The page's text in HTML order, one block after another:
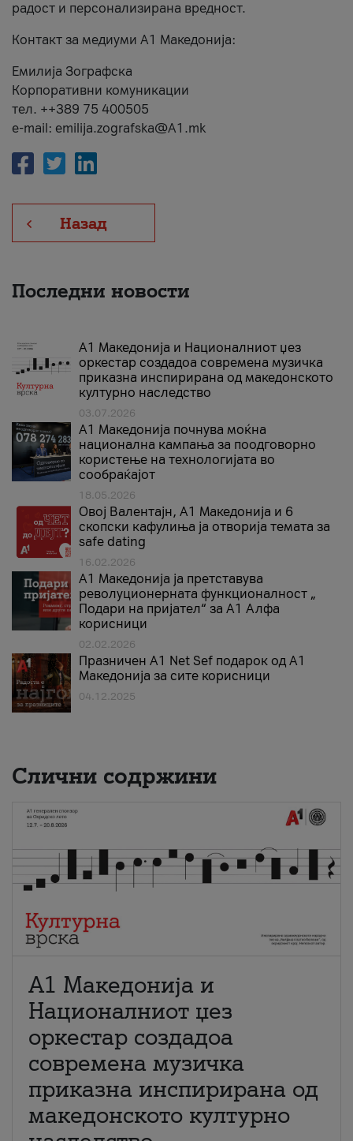
радост и персонализирана вредност.
Контакт за медиуми А1 Македонија:
Емилија Зографска
Корпоративни комуникации
тел. ++389 75 400505
e-mail: emilija.zografska@A1.mk
Назад
Последни новости
А1 Македонија и Националниот џез
оркестар создадоа современа музичка
приказна инспирирана од македонското
културно наследство
03.07.2026
A1 Македонија почнува моќна
национална кампања за поодговорно
користење на технологијата во
сообраќајот
18.05.2026
Овој Валентајн, A1 Македонија и 6
скопски кафулиња ја отворија темата за
safe dating
16.02.2026
А1 Македонија ја претставува
револуционерната функционалност „
Подари на пријател“ за А1 Алфа
корисници
02.02.2026
Празничен A1 Net Sеf подарок од А1
Македонија за сите корисници
04.12.2025
Слични содржини
А1 Македонија и
Националниот џез
оркестар создадоа
современа музичка
приказна инспирирана од
македонското културно